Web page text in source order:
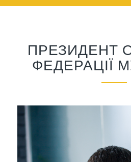
ПРЕЗИДЕНТ
ФЕДЕРАЦІЇ